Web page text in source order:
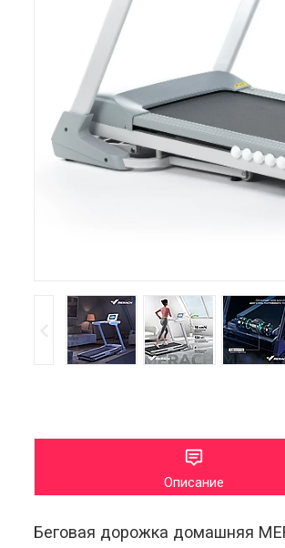
Описание
Беговая дорожка домашняя